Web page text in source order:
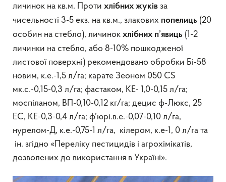
личинок на кв.м. Проти хлібних жуків за
чисельності 3-5 екз. на кв.м., злакових попелиць (20
особин на стебло), личинок хлібних п’явиць (1-2
личинки на стебло, або 8-10% пошкодженої
листової поверхні) рекомендовано обробки Бі-58
новим, к.е.-1,5 л/га; карате Зеоном 050 СS
мк.с.-0,15-0,3 л/га; фастаком, КЕ- 1,0-0,15 л/га;
моспіланом, ВП-0,10-0,12 кг/га; децис ф-Люкс, 25
EC, KE-0,3-0,4 л/га; ф’юрі.в.е.-0,07-0,10 л/га,
нурелом-Д, к.е.-0,75-1 л/га, кілером, к.е-1, 0 л/га та
ін. згідно «Переліку пестицидів і агрохімікатів,
дозволених до використання в Україні».